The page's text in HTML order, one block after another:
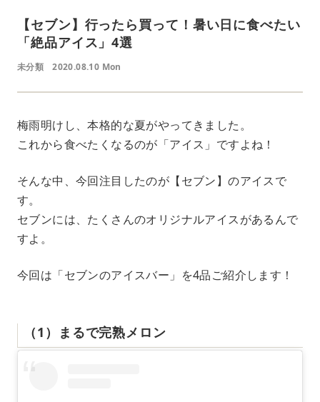
【セブン】行ったら買って！暑い日に食べたい
「絶品アイス」4選
未分類 2020.08.10 Mon
梅雨明けし、本格的な夏がやってきました。
これから食べたくなるのが「アイス」ですよね！
そんな中、今回注目したのが【セブン】のアイスで
す。
セブンには、たくさんのオリジナルアイスがあるんで
すよ。
今回は「セブンのアイスバー」を4品ご紹介します！
（1）まるで完熟メロン